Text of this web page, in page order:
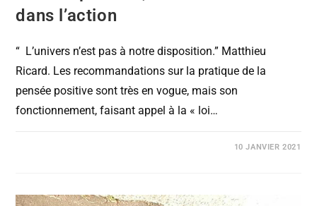
dans l’action
“ L’univers n’est pas à notre disposition.” Matthieu
Ricard. Les recommandations sur la pratique de la
pensée positive sont très en vogue, mais son
fonctionnement, faisant appel à la « loi…
10 JANVIER 2021